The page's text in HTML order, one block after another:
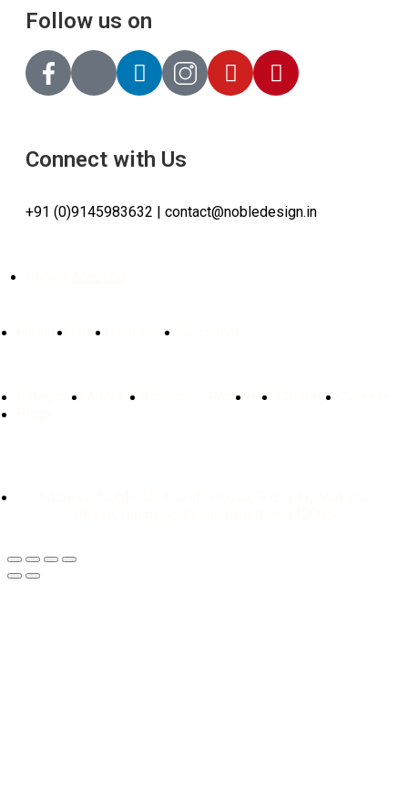
Follow us on
Connect with Us
+91 (0)9145983632 | contact@nobledesign.in
Furniture Decor Homeware
Categories About Us Company Profile FAQ Catalogue